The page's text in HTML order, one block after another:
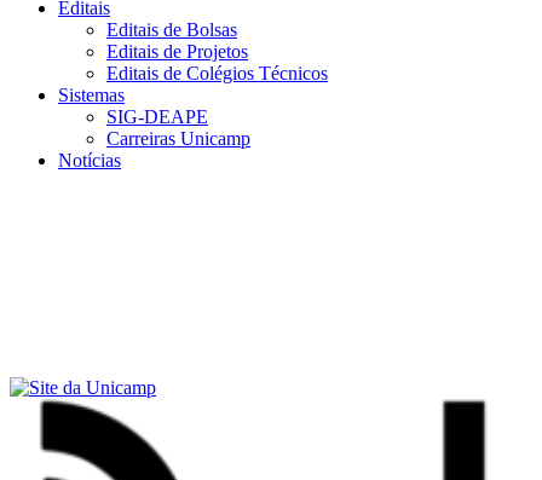
Editais
Editais de Bolsas
Editais de Projetos
Editais de Colégios Técnicos
Sistemas
SIG-DEAPE
Carreiras Unicamp
Notícias